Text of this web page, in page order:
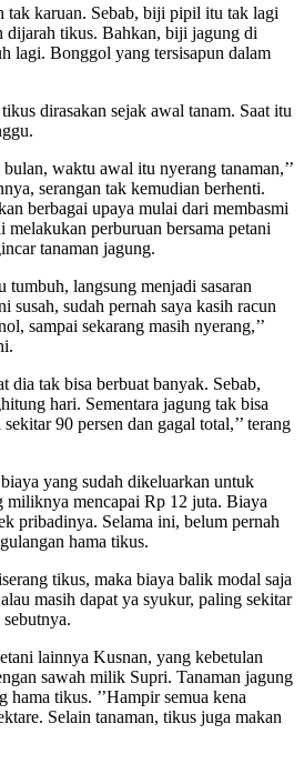
tak karuan. Sebab, biji pipil itu tak lagi
dijarah tikus. Bahkan, biji jagung di
lagi. Bonggol yang tersisapun dalam
dirasakan sejak awal tanam. Saat itu
bulan, waktu awal itu nyerang tanaman,’’
serangan tak kemudian berhenti.
berbagai upaya mulai dari membasmi
melakukan perburuan bersama petani
tanaman jagung.
tumbuh, langsung menjadi sasaran
susah, sudah pernah saya kasih racun
sampai sekarang masih nyerang,’’
dia tak bisa berbuat banyak. Sebab,
hari. Sementara jagung tak bisa
90 persen dan gagal total,’’ terang
yang sudah dikeluarkan untuk
miliknya mencapai Rp 12 juta. Biaya
pribadinya. Selama ini, belum pernah
hama tikus.
tikus, maka biaya balik modal saja
masih dapat ya syukur, paling sekitar
lainnya Kusnan, yang kebetulan
sawah milik Supri. Tanaman jagung
tikus. ’’Hampir semua kena
Selain tanaman, tikus juga makan